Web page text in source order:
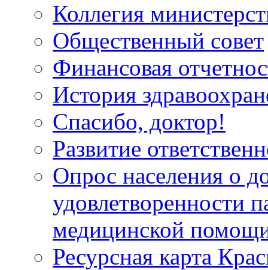
Коллегия
Общественный совет
Финансовая
История
Спасибо, доктор!
Развитие
Опрос населения о
удовлетворенности
медицинской
Ресурсная карта